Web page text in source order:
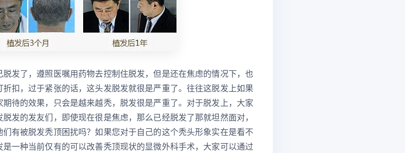
发了，遵照医嘱用药物去控制住脱发，但是还在焦虑的情况下，也
扣，过于紧张的话，这头发脱发就很是严重了。往往这脱发上如果
待的效果，只会是越来越秃，脱发很是严重了。对于脱发上，大家
发的发友们，即使现在很是焦虑，那么已经脱发了那就坦然面对，
有被脱发秃顶困扰吗？如果您对于自己的这个秃头形象实在是看不
一种当前仅有的可以改善秃顶现状的显微外科手术，大家可以通过